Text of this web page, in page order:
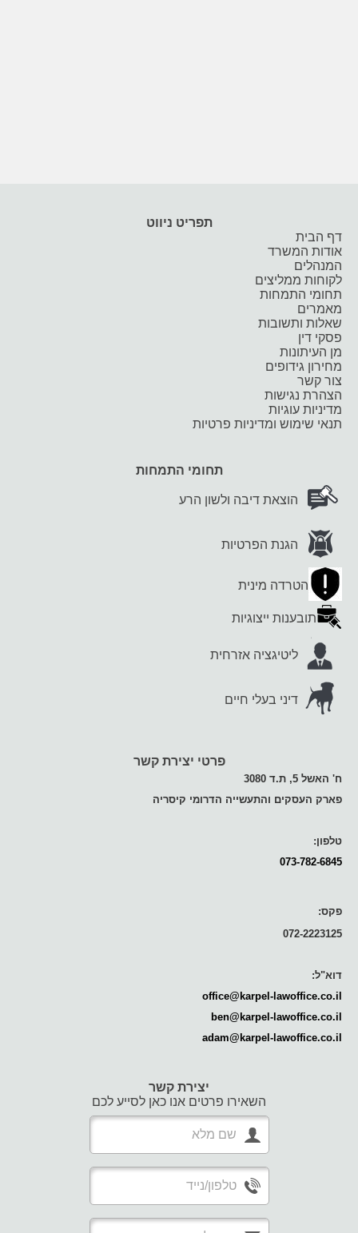
תפריט ניווט
דף הבית
אודות המשרד
המנהלים
לקוחות ממליצים
תחומי התמחות
מאמרים
שאלות ותשובות
פסקי דין
מן העיתונות
מחירון גידופים
צור קשר
הצהרת נגישות
מדיניות עוגיות
תנאי שימוש ומדיניות פרטיות
תחומי התמחות
הוצאת דיבה ולשון הרע
הגנת הפרטיות
הטרדה מינית
תובענות ייצוגיות
ליטיגציה אזרחית
דיני בעלי חיים
פרטי יצירת קשר
ח' האשל 5, ת.ד 3080
פארק העסקים והתעשייה הדרומי קיסריה
טלפון:
073-782-6845
פקס:
072-2223125
דוא"ל:
office@karpel-lawoffice.co.il
ben@karpel-lawoffice.co.il
adam@karpel-lawoffice.co.il
יצירת קשר
השאירו פרטים אנו כאן לסייע לכם